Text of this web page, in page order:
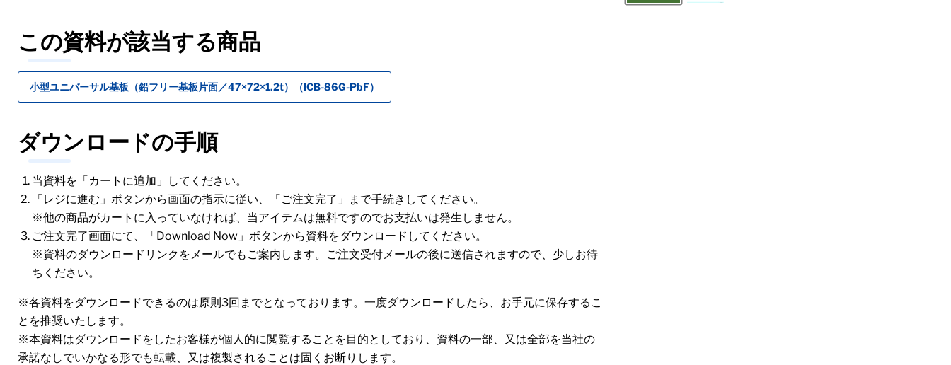
この資料が該当する商品
小型ユニバーサル基板（鉛フリー基板片面／47×72×1.2t）（ICB-86G-PbF）
ダウンロードの手順
当資料を「カートに追加」してください。
「レジに進む」ボタンから画面の指示に従い、「ご注文完了」まで手続きしてください。
※他の商品がカートに入っていなければ、当アイテムは無料ですのでお支払いは発生しません。
ご注文完了画面にて、「Download Now」ボタンから資料をダウンロードしてください。
※資料のダウンロードリンクをメールでもご案内します。ご注文受付メールの後に送信されますので、少しお待
ちください。
※各資料をダウンロードできるのは原則3回までとなっております。一度ダウンロードしたら、お手元に保存するこ
とを推奨いたします。
※本資料はダウンロードをしたお客様が個人的に閲覧することを目的としており、資料の一部、又は全部を当社の
承諾なしでいかなる形でも転載、又は複製されることは固くお断りします。